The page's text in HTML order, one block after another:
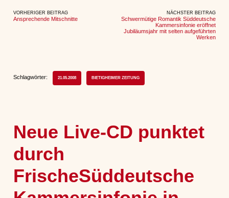
VORHERIGER BEITRAG
Ansprechende Mitschnitte
NÄCHSTER BEITRAG
Schwermütige Romantik Süddeutsche
Kammersinfonie eröffnet
Jubiläumsjahr mit selten aufgeführten
Werken
Schlagwörter: 21.05.2008 BIETIGHEIMER ZEITUNG
Neue Live-CD punktet
durch
FrischeSüddeutsche